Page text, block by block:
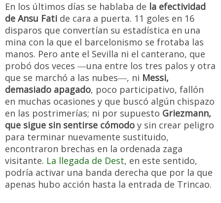
En los últimos días se hablaba de la efectividad
de Ansu Fati de cara a puerta. 11 goles en 16
disparos que convertían su estadística en una
mina con la que el barcelonismo se frotaba las
manos. Pero ante el Sevilla ni el canterano, que
probó dos veces ―una entre los tres palos y otra
que se marchó a las nubes―, ni Messi,
demasiado apagado, poco participativo, fallón
en muchas ocasiones y que buscó algún chispazo
en las postrimerías; ni por supuesto Griezmann,
que sigue sin sentirse cómodo y sin crear peligro
para terminar nuevamente sustituido,
encontraron brechas en la ordenada zaga
visitante. La llegada de Dest, en este sentido,
podría activar una banda derecha que por la que
apenas hubo acción hasta la entrada de Trincao.